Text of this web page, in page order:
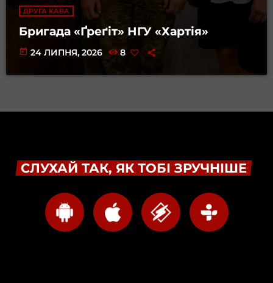
ДРУГА КАВА
Бригада «Ґреґіт» НГУ «Хартія»
today 24 ЛИПНЯ, 2026 8
СЛУХАЙ ТАК, ЯК ТОБІ ЗРУЧНІШЕ